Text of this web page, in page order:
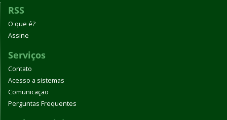
RSS
O que é?
Assine
Serviços
Contato
Acesso a sistemas
Comunicação
Perguntas Frequentes